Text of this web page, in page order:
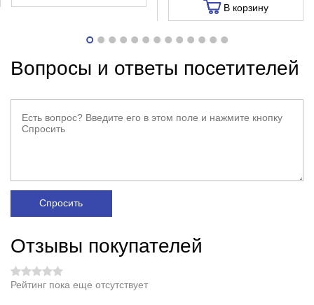
В корзину
Вопросы и ответы посетителей
Спросить
Отзывы покупателей
Рейтинг пока еще отсутствует